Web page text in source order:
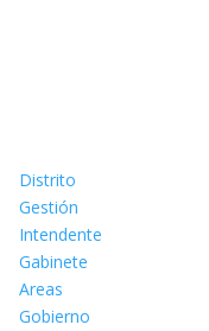
Distrito
Gestión
Intendente
Gabinete
Areas
Gobierno